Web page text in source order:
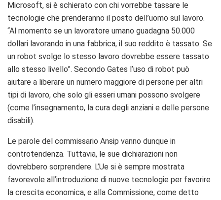
Microsoft, si è schierato con chi vorrebbe tassare le
tecnologie che prenderanno il posto dell’uomo sul lavoro.
“Al momento se un lavoratore umano guadagna 50.000
dollari lavorando in una fabbrica, il suo reddito è tassato. Se
un robot svolge lo stesso lavoro dovrebbe essere tassato
allo stesso livello”. Secondo Gates l’uso di robot può
aiutare a liberare un numero maggiore di persone per altri
tipi di lavoro, che solo gli esseri umani possono svolgere
(come l’insegnamento, la cura degli anziani e delle persone
disabili).
Le parole del commissario Ansip vanno dunque in
controtendenza. Tuttavia, le sue dichiarazioni non
dovrebbero sorprendere. L’Ue si è sempre mostrata
favorevole all’introduzione di nuove tecnologie per favorire
la crescita economica, e alla Commissione, come detto